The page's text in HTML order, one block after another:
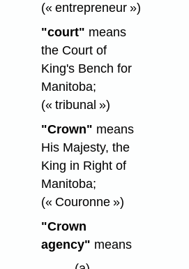
(« entrepreneur »)
"court" means
the Court of
King's Bench for
Manitoba;
(« tribunal »)
"Crown" means
His Majesty, the
King in Right of
Manitoba;
(« Couronne »)
"Crown
agency" means